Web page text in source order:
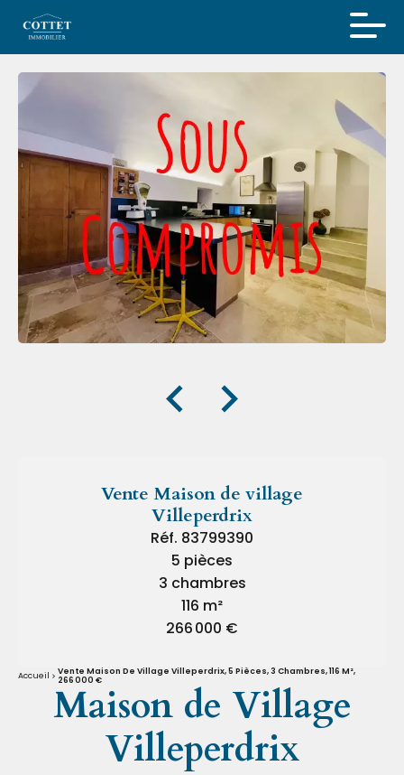
Vente Maison de village
Villeperdrix
Réf. 83799390
5 pièces
3 chambres
116 m²
266 000 €
Accueil
Vente Maison De Village Villeperdrix, 5 Pièces, 3 Chambres, 116 M²,
266 000 €
Maison de Village
Villeperdrix